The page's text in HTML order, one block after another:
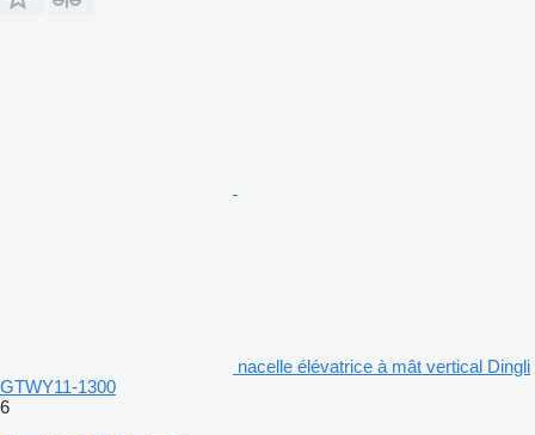
nacelle élévatrice à mât vertical Dingli
GTWY11-1300
6